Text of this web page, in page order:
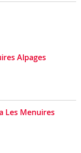
Alpages
Les Menuires